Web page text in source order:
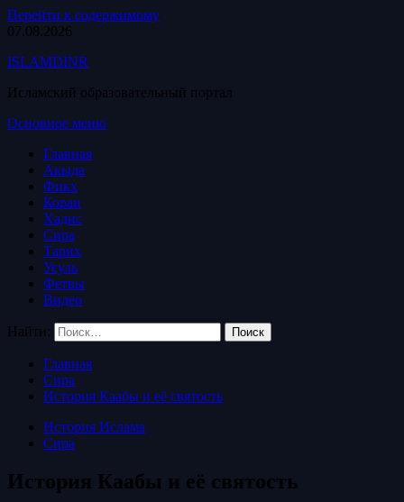
Перейти к содержимому
07.08.2026
ISLAMDINR
Исламский образовательный портал
Основное меню
Главная
Акыда
Фикх
Коран
Хадис
Сира
Тарих
Усуль
Фетвы
Видео
Найти:
Главная
Сира
История Каабы и её святость
История Ислама
Сира
История Каабы и её святость